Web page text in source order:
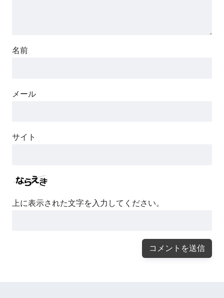
名前
メール
サイト
上に表示された文字を入力してください。